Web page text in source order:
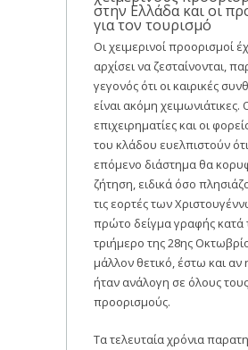
Οι χειμερινοί προορισμοί
αρχίσει να ζεσταίνονται,
γεγονός ότι οι καιρικές
είναι ακόμη χειμωνιάτικες.
επιχειρηματίες και οι
του κλάδου ευελπιστούν
επόμενο διάστημα θα
ζήτηση, ειδικά όσο
τις εορτές των
πρώτο δείγμα γραφής κατά
τριήμερο της 28ης
μάλλον θετικό, έστω και αν
ήταν ανάλογη σε όλους τους
προορισμούς.
Τα τελευταία χρόνια